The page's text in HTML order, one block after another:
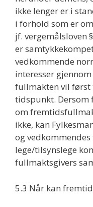
ikke lenger er i
i forhold som er
jf. vergemålsloven
er
vedkommende
interesser
fullmakten vil først
tidspunkt. Dersom
om
ikke, kan
og
lege/tilsynslege
fullmaktsgivers
5.3 Når kan